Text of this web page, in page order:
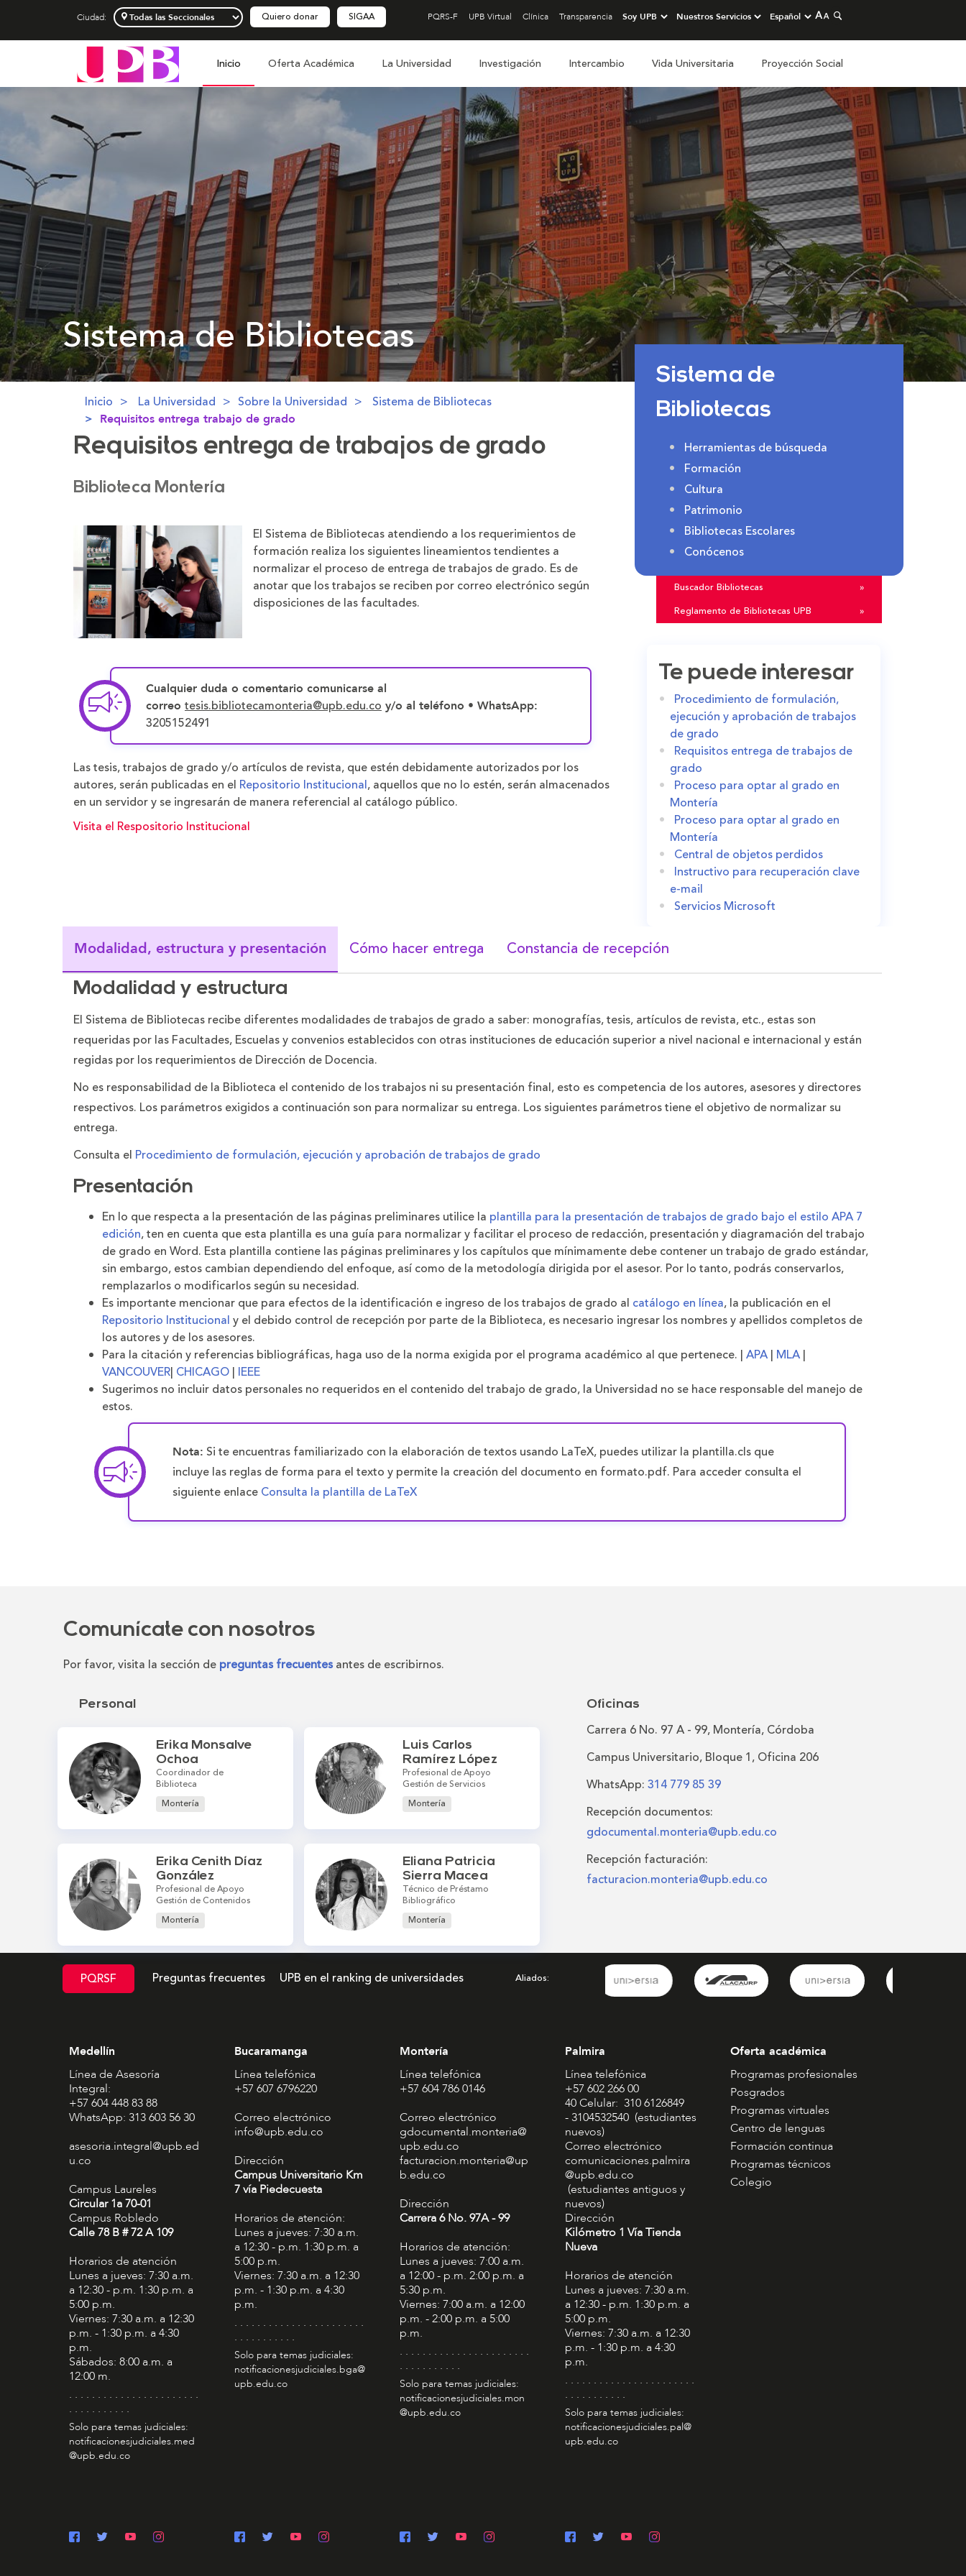
Ciudad: Quiero donar SIGAA PQRS-F UPB Virtual Clínica Transparencia
Inicio Oferta Académica La Universidad Investigación Intercambio Vida Universitaria Proyección Social
Sistema de Bibliotecas
Sistema de
Bibliotecas
Herramientas de búsqueda
Formación
Cultura
Patrimonio
Bibliotecas Escolares
Conócenos
Buscador Bibliotecas
»
Reglamento de Bibliotecas UPB
»
Inicio La Universidad Sobre la Universidad Sistema de Bibliotecas
Requisitos entrega trabajo de grado
Requisitos entrega de trabajos de grado
Biblioteca Montería
El Sistema de Bibliotecas atendiendo a los requerimientos de
formación realiza los siguientes lineamientos tendientes a
normalizar el proceso de entrega de trabajos de grado. Es de
anotar que los trabajos se reciben por correo electrónico según
disposiciones de las facultades.
Cualquier duda o comentario comunicarse al
correo tesis.bibliotecamonteria@upb.edu.co y/o al teléfono • WhatsApp:
3205152491
Las tesis, trabajos de grado y/o artículos de revista, que estén debidamente autorizados por los
autores, serán publicadas en el Repositorio Institucional, aquellos que no lo estén, serán almacenados
en un servidor y se ingresarán de manera referencial al catálogo público.
Visita el Respositorio Institucional
Te puede interesar
Procedimiento de formulación,
ejecución y aprobación de trabajos
de grado
Requisitos entrega de trabajos de
grado
Proceso para optar al grado en
Montería
Proceso para optar al grado en
Montería
Central de objetos perdidos
Instructivo para recuperación clave
e-mail
Servicios Microsoft
Modalidad, estructura y presentación Cómo hacer entrega Constancia de recepción
Modalidad y estructura
El Sistema de Bibliotecas recibe diferentes modalidades de trabajos de grado a saber: monografías, tesis, artículos de revista, etc., estas son
requeridas por las Facultades, Escuelas y convenios establecidos con otras instituciones de educación superior a nivel nacional e internacional y están
regidas por los requerimientos de Dirección de Docencia.
No es responsabilidad de la Biblioteca el contenido de los trabajos ni su presentación final, esto es competencia de los autores, asesores y directores
respectivos. Los parámetros exigidos a continuación son para normalizar su entrega. Los siguientes parámetros tiene el objetivo de normalizar su
entrega.
Consulta el Procedimiento de formulación, ejecución y aprobación de trabajos de grado
Presentación
En lo que respecta a la presentación de las páginas preliminares utilice la plantilla para la presentación de trabajos de grado bajo el estilo APA 7
edición, ten en cuenta que esta plantilla es una guía para normalizar y facilitar el proceso de redacción, presentación y diagramación del trabajo
de grado en Word. Esta plantilla contiene las páginas preliminares y los capítulos que mínimamente debe contener un trabajo de grado estándar,
sin embargo, estos cambian dependiendo del enfoque, así como de la metodología dirigida por el asesor. Por lo tanto, podrás conservarlos,
remplazarlos o modificarlos según su necesidad.
Es importante mencionar que para efectos de la identificación e ingreso de los trabajos de grado al catálogo en línea, la publicación en el
Repositorio Institucional y el debido control de recepción por parte de la Biblioteca, es necesario ingresar los nombres y apellidos completos de
los autores y de los asesores.
Para la citación y referencias bibliográficas, haga uso de la norma exigida por el programa académico al que pertenece. | APA | MLA |
VANCOUVER| CHICAGO | IEEE
Sugerimos no incluir datos personales no requeridos en el contenido del trabajo de grado, la Universidad no se hace responsable del manejo de
estos.
Nota: Si te encuentras familiarizado con la elaboración de textos usando LaTeX, puedes utilizar la plantilla.cls que
incluye las reglas de forma para el texto y permite la creación del documento en formato.pdf. Para acceder consulta el
siguiente enlace Consulta la plantilla de LaTeX
Comunícate con nosotros
Por favor, visita la sección de preguntas frecuentes antes de escribirnos.
Personal
Erika Monsalve
Ochoa
Coordinador de
Biblioteca
Montería
Luis Carlos
Ramírez López
Profesional de Apoyo
Gestión de Servicios
Montería
Erika Cenith Díaz
González
Profesional de Apoyo
Gestión de Contenidos
Montería
Eliana Patricia
Sierra Macea
Técnico de Préstamo
Bibliográfico
Montería
Oficinas
Carrera 6 No. 97 A - 99, Montería, Córdoba
Campus Universitario, Bloque 1, Oficina 206
WhatsApp: 314 779 85 39
Recepción documentos:
gdocumental.monteria@upb.edu.co
Recepción facturación:
facturacion.monteria@upb.edu.co
PQRSF Preguntas frecuentes UPB en el ranking de universidades Aliados
Medellín
Línea de Asesoría
Integral:
+57 604 448 83 88
WhatsApp: 313 603 56 30
asesoria.integral@upb.ed
u.co
Campus Laureles
Circular 1a 70-01
Campus Robledo
Calle 78 B # 72 A 109
Horarios de atención
Lunes a jueves: 7:30 a.m.
a 12:30 - p.m. 1:30 p.m. a
5:00 p.m.
Viernes: 7:30 a.m. a 12:30
p.m. - 1:30 p.m. a 4:30
p.m.
Sábados: 8:00 a.m. a
12:00 m.
. . . . . . . . . . . . . . . . . . . . . . .
. . . . . . . . . . .
Solo para temas judiciales:
notificacionesjudiciales.med
@upb.edu.co
Bucaramanga
Línea telefónica
+57 607 6796220
Correo electrónico
info@upb.edu.co
Dirección
Campus Universitario Km
7 vía Piedecuesta
Horarios de atención:
Lunes a jueves: 7:30 a.m.
a 12:30 - p.m. 1:30 p.m. a
5:00 p.m.
Viernes: 7:30 a.m. a 12:30
p.m. - 1:30 p.m. a 4:30
p.m.
. . . . . . . . . . . . . . . . . . . . . . .
. . . . . . . . . . .
Solo para temas judiciales:
notificacionesjudiciales.bga@
upb.edu.co
Montería
Línea telefónica
+57 604 786 0146
Correo electrónico
gdocumental.monteria@
upb.edu.co
facturacion.monteria@up
b.edu.co
Dirección
Carrera 6 No. 97A - 99​
Horarios de atención:
Lunes a jueves: 7:00 a.m.
a 12:00 - p.m. 2:00 p.m. a
5:30 p.m.
Viernes: 7:00 a.m. a 12:00
p.m. - 2:00 p.m. a 5:00
p.m.
. . . . . . . . . . . . . . . . . . . . . . .
. . . . . . . . . . .
Solo para temas judiciales:
notificacionesjudiciales.mon
@upb.edu.co
Palmira
Línea telefónica
+57 602 266 00
40 Celular: 310 6126849
- 3104532540 (estudiantes
nuevos)
Correo electrónico
comunicaciones.palmira
@upb.edu.co
(estudiantes antiguos y
nuevos)
Dirección
Kilómetro 1 Vía Tienda
Nueva
Horarios de atención
Lunes a jueves: 7:30 a.m.
a 12:30 - p.m. 1:30 p.m. a
5:00 p.m.
Viernes: 7:30 a.m. a 12:30
p.m. - 1:30 p.m. a 4:30
p.m.
. . . . . . . . . . . . . . . . . . . . . . .
. . . . . . . . . . .
Solo para temas judiciales:
notificacionesjudiciales.pal@
upb.edu.co
Oferta académica
Programas profesionales
Posgrados
Programas virtuales
Centro de lenguas
Formación continua
Programas técnicos
Colegio